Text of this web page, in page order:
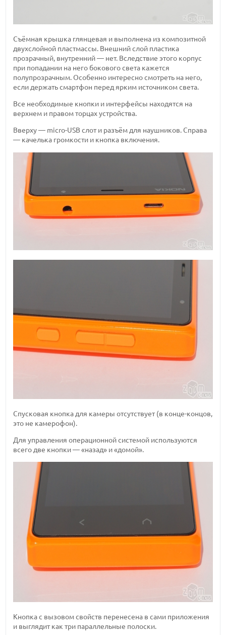
Съёмная крышка глянцевая и выполнена из композитной
двухслойной пластмассы. Внешний слой пластика
прозрачный, внутренний — нет. Вследствие этого корпус
при попадании на него бокового света кажется
полупрозрачным. Особенно интересно смотреть на него,
если держать смартфон перед ярким источником света.
Все необходимые кнопки и интерфейсы находятся на
верхнем и правом торцах устройства.
Вверху — micro-USB слот и разъём для наушников. Справа
— качелька громкости и кнопка включения.
Спусковая кнопка для камеры отсутствует (в конце-концов,
это не камерофон).
Для управления операционной системой используются
всего две кнопки — «назад» и «домой».
Кнопка с вызовом свойств перенесена в сами приложения
и выглядит как три параллельные полоски.